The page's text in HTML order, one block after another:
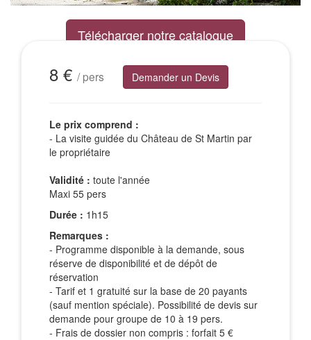
Télécharger notre catalogue
8 € / pers Demander un Devis
Le prix comprend :
- La visite guidée du Château de St Martin par
le propriétaire
Validité : toute l'année
Maxi 55 pers
Durée : 1h15
Remarques :
- Programme disponible à la demande, sous
réserve de disponibilité et de dépôt de
réservation
- Tarif et 1 gratuité sur la base de 20 payants
(sauf mention spéciale). Possibilité de devis sur
demande pour groupe de 10 à 19 pers.
- Frais de dossier non compris : forfait 5 €